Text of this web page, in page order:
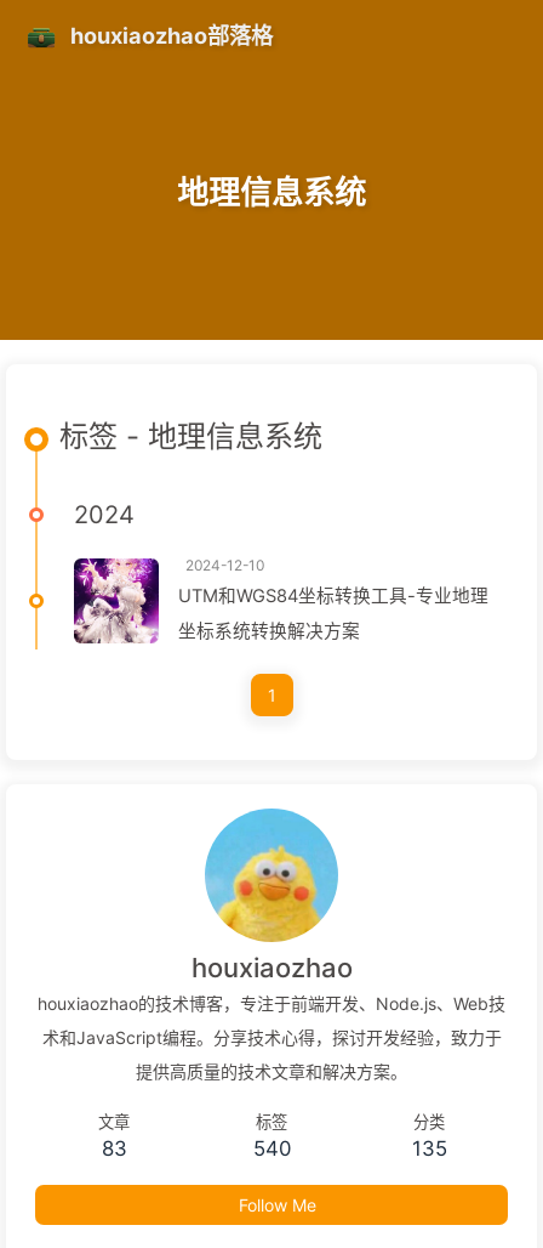
houxiaozhao部落格
地理信息系统
标签 - 地理信息系统
2024
2024-12-10
UTM和WGS84坐标转换工具-专业地理
坐标系统转换解决方案
1
houxiaozhao
houxiaozhao的技术博客，专注于前端开发、Node.js、Web技
术和JavaScript编程。分享技术心得，探讨开发经验，致力于
提供高质量的技术文章和解决方案。
文章
83
标签
540
分类
135
Follow Me